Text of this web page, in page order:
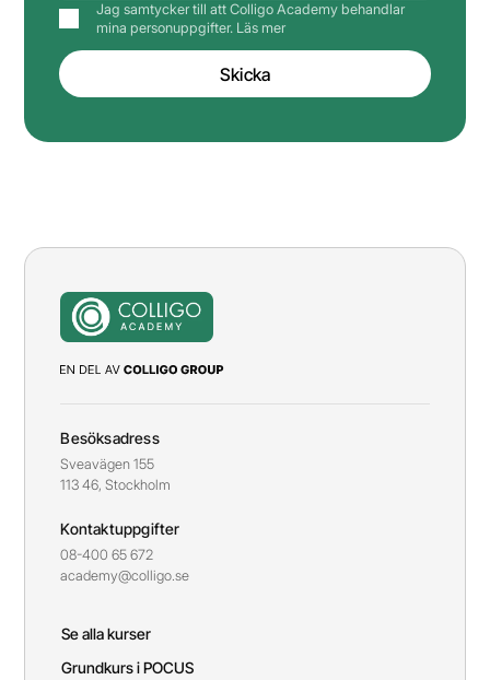
Jag samtycker till att Colligo Academy behandlar
mina personuppgifter. Läs mer
Besöksadress
Sveavägen 155
113 46, Stockholm
Kontaktuppgifter
08-400 65 672
academy@colligo.se
Se alla kurser
Grundkurs i POCUS